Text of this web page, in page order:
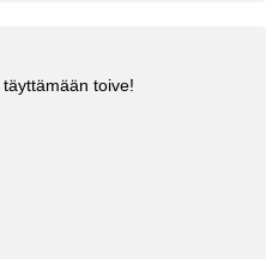
täyttämään toive!